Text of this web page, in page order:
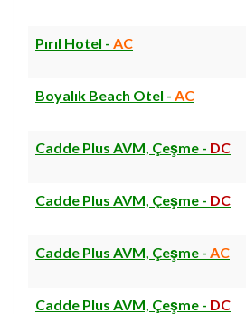
Pırıl Hotel - AC
Boyalık Beach Otel - AC
Cadde Plus AVM, Çeşme - DC
Cadde Plus AVM, Çeşme - DC
Cadde Plus AVM, Çeşme - AC
Cadde Plus AVM, Çeşme - DC